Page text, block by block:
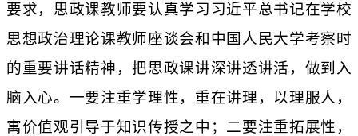
要求，思政课教师要认真学习习近平总书记在学校
思想政治理论课教师座谈会和中国人民大学考察时
的重要讲话精神，把思政课讲深讲透讲活，做到入
脑入心。一要注重学理性，重在讲理，以理服人，
寓价值观引导于知识传授之中；二要注重拓展性，